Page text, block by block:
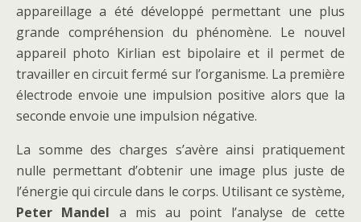
appareillage a été développé permettant une plus
grande compréhension du phénomène. Le nouvel
appareil photo Kirlian est bipolaire et il permet de
travailler en circuit fermé sur l’organisme. La première
électrode envoie une impulsion positive alors que la
seconde envoie une impulsion négative.
La somme des charges s’avère ainsi pratiquement
nulle permettant d’obtenir une image plus juste de
l’énergie qui circule dans le corps. Utilisant ce système,
Peter Mandel a mis au point l’analyse de cette